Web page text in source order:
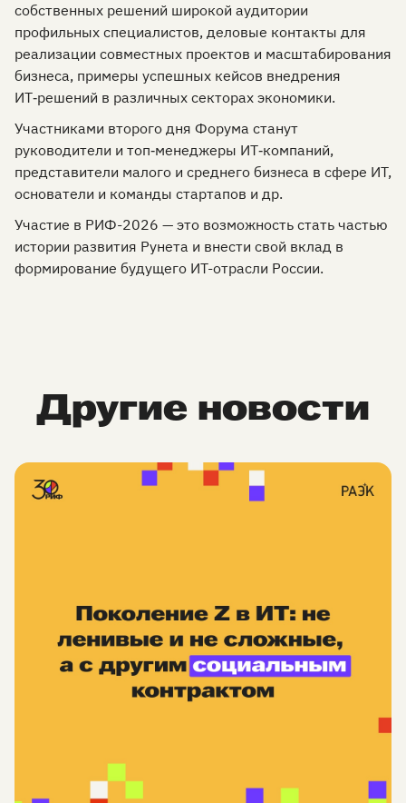
собственных решений широкой аудитории
профильных специалистов, деловые контакты для
реализации совместных проектов и масштабирования
бизнеса, примеры успешных кейсов внедрения
ИТ‑решений в различных секторах экономики.
Участниками второго дня Форума станут
руководители и топ‑менеджеры ИТ‑компаний,
представители малого и среднего бизнеса в сфере ИТ,
основатели и команды стартапов и др.
Участие в РИФ-2026 — это возможность стать частью
истории развития Рунета и внести свой вклад в
формирование будущего ИТ-отрасли России.
Другие новости